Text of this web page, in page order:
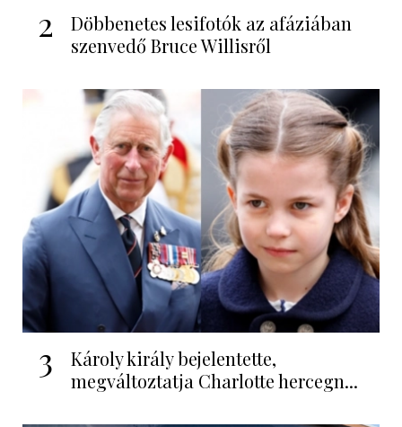
2
Döbbenetes lesifotók az afáziában
szenvedő Bruce Willisről
3
Károly király bejelentette,
megváltoztatja Charlotte hercegn...